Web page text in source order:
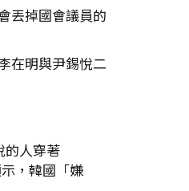
丟掉國會議員的
在明與尹錫悅二
的人穿著
，韓國「嫌